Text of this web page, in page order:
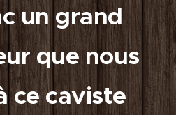
un grand
que nous
ce caviste